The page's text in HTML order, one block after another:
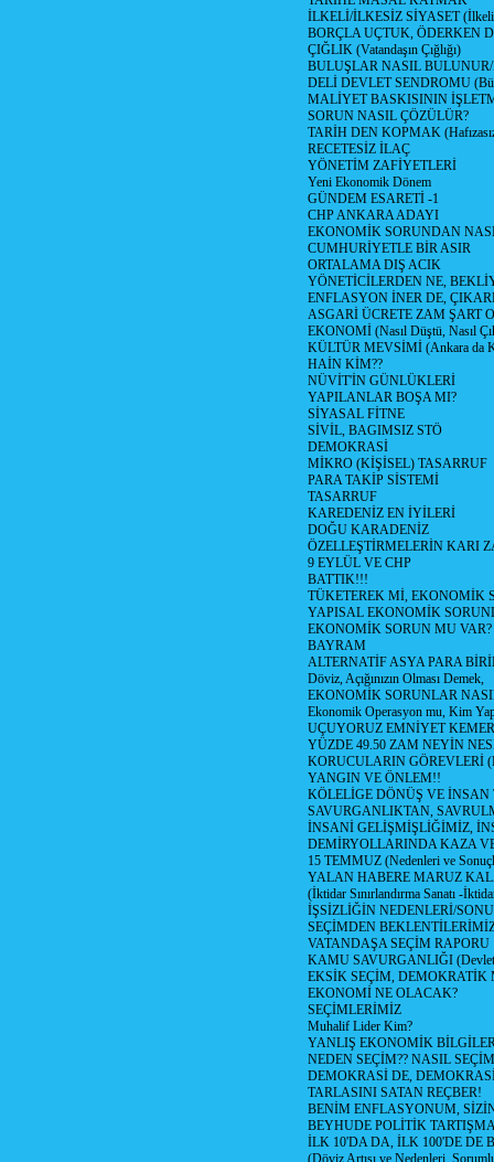
İLKELİ/İLKESİZ SİYASET
BORÇLA UÇTUK, ÖDERKEN
ÇIĞLIK (Vatandaşın Çığlığı)
BULUŞLAR NASIL
DELİ DEVLET SENDROMU
MALİYET BASKISININ
SORUN NASIL ÇÖZÜLÜR?
TARİH DEN KOPMAK
RECETESİZ İLAÇ
YÖNETİM ZAFİYETLERİ
Yeni Ekonomik Dönem
GÜNDEM ESARETİ -1
CHP ANKARA ADAYI
EKONOMİK SORUNDAN
CUMHURİYETLE BİR ASIR
ORTALAMA DIŞ ACIK
YÖNETİCİLERDEN NE,
ENFLASYON İNER DE,
ASGARİ ÜCRETE ZAM ŞART
EKONOMİ (Nasıl Düştü, Nasıl
KÜLTÜR MEVSİMİ (Ankara da
HAİN KİM??
NÜVİT'İN GÜNLÜKLERİ
YAPILANLAR BOŞA MI?
SİYASAL FİTNE
SİVİL, BAGIMSIZ STÖ
DEMOKRASİ
MİKRO (KİŞİSEL) TASARRUF
PARA TAKİP SİSTEMİ
TASARRUF
KAREDENİZ EN İYİLERİ
DOĞU KARADENİZ
ÖZELLEŞTİRMELERİN KARI
9 EYLÜL VE CHP
BATTIK!!!
TÜKETEREK Mİ, EKONOMİK
YAPISAL EKONOMİK
EKONOMİK SORUN MU VAR?
BAYRAM
ALTERNATİF ASYA PARA
Döviz, Açığınızın Olması Demek,
EKONOMİK SORUNLAR
Ekonomik Operasyon mu, Kim
UÇUYORUZ EMNİYET
YÜZDE 49.50 ZAM NEYİN
KORUCULARIN GÖREVLERİ
YANGIN VE ÖNLEM!!
KÖLELİGE DÖNÜŞ VE İNSAN
SAVURGANLIKTAN,
İNSANİ GELİŞMİŞLİĞİMİZ,
DEMİRYOLLARINDA KAZA
15 TEMMUZ (Nedenleri ve
YALAN HABERE MARUZ
(İktidar Sınırlandırma Sanatı -
İŞSİZLİĞİN NEDENLERİ/
SEÇİMDEN
VATANDAŞA SEÇİM RAPORU
KAMU SAVURGANLIĞI (Devlet
EKSİK SEÇİM, DEMOKRATİK
EKONOMİ NE OLACAK?
SEÇİMLERİMİZ
Muhalif Lider Kim?
YANLIŞ EKONOMİK
NEDEN SEÇİM?? NASIL
DEMOKRASİ DE,
TARLASINI SATAN REÇBER!
BENİM ENFLASYONUM,
BEYHUDE POLİTİK
İLK 10'DA DA, İLK 100'DE DE
(Döviz Artışı ve Nedenleri,